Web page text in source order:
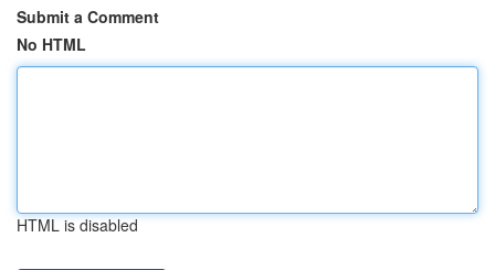
Submit a Comment
No HTML
HTML is disabled